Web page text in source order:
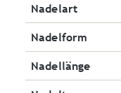
Nadelart
Nadelform
Nadellänge